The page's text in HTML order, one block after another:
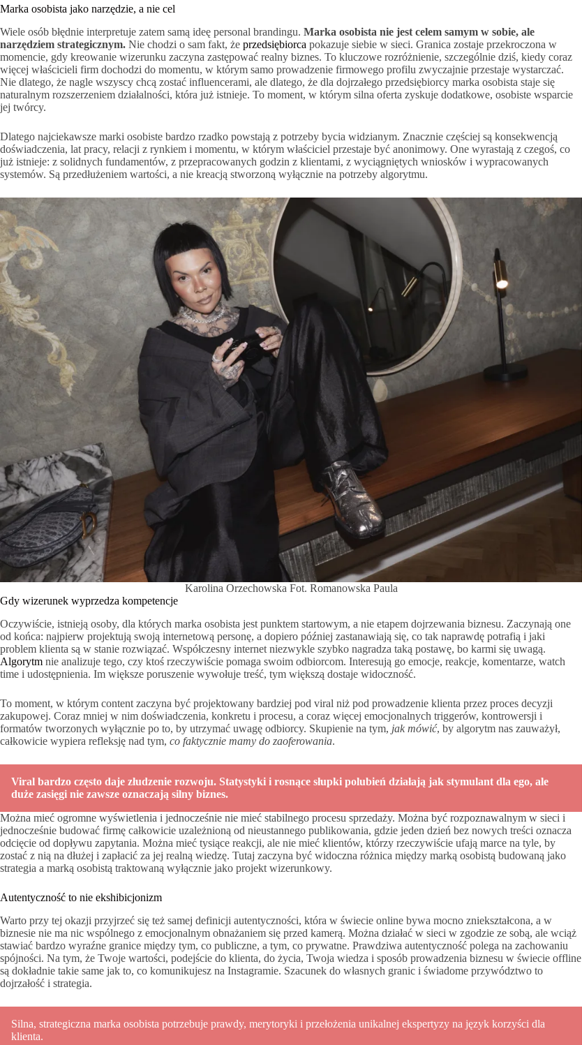
Marka osobista jako narzędzie, a nie cel
Wiele osób błędnie interpretuje zatem samą ideę personal brandingu. Marka osobista nie jest celem samym w sobie, ale
narzędziem strategicznym. Nie chodzi o sam fakt, że przedsiębiorca pokazuje siebie w sieci. Granica zostaje przekroczona w
momencie, gdy kreowanie wizerunku zaczyna zastępować realny biznes. To kluczowe rozróżnienie, szczególnie dziś, kiedy coraz
więcej właścicieli firm dochodzi do momentu, w którym samo prowadzenie firmowego profilu zwyczajnie przestaje wystarczać.
Nie dlatego, że nagle wszyscy chcą zostać influencerami, ale dlatego, że dla dojrzałego przedsiębiorcy marka osobista staje się
naturalnym rozszerzeniem działalności, która już istnieje. To moment, w którym silna oferta zyskuje dodatkowe, osobiste wsparcie
jej twórcy.
Dlatego najciekawsze marki osobiste bardzo rzadko powstają z potrzeby bycia widzianym. Znacznie częściej są konsekwencją
doświadczenia, lat pracy, relacji z rynkiem i momentu, w którym właściciel przestaje być anonimowy. One wyrastają z czegoś, co
już istnieje: z solidnych fundamentów, z przepracowanych godzin z klientami, z wyciągniętych wniosków i wypracowanych
systemów. Są przedłużeniem wartości, a nie kreacją stworzoną wyłącznie na potrzeby algorytmu.
Karolina Orzechowska Fot. Romanowska Paula
Gdy wizerunek wyprzedza kompetencje
Oczywiście, istnieją osoby, dla których marka osobista jest punktem startowym, a nie etapem dojrzewania biznesu. Zaczynają one
od końca: najpierw projektują swoją internetową personę, a dopiero później zastanawiają się, co tak naprawdę potrafią i jaki
problem klienta są w stanie rozwiązać. Współczesny internet niezwykle szybko nagradza taką postawę, bo karmi się uwagą.
Algorytm nie analizuje tego, czy ktoś rzeczywiście pomaga swoim odbiorcom. Interesują go emocje, reakcje, komentarze, watch
time i udostępnienia. Im większe poruszenie wywołuje treść, tym większą dostaje widoczność.
To moment, w którym content zaczyna być projektowany bardziej pod viral niż pod prowadzenie klienta przez proces decyzji
zakupowej. Coraz mniej w nim doświadczenia, konkretu i procesu, a coraz więcej emocjonalnych triggerów, kontrowersji i
formatów tworzonych wyłącznie po to, by utrzymać uwagę odbiorcy. Skupienie na tym, jak mówić, by algorytm nas zauważył,
całkowicie wypiera refleksję nad tym, co faktycznie mamy do zaoferowania.
Viral bardzo często daje złudzenie rozwoju. Statystyki i rosnące słupki polubień działają jak stymulant dla ego, ale
duże zasięgi nie zawsze oznaczają silny biznes.
Można mieć ogromne wyświetlenia i jednocześnie nie mieć stabilnego procesu sprzedaży. Można być rozpoznawalnym w sieci i
jednocześnie budować firmę całkowicie uzależnioną od nieustannego publikowania, gdzie jeden dzień bez nowych treści oznacza
odcięcie od dopływu zapytania. Można mieć tysiące reakcji, ale nie mieć klientów, którzy rzeczywiście ufają marce na tyle, by
zostać z nią na dłużej i zapłacić za jej realną wiedzę. Tutaj zaczyna być widoczna różnica między marką osobistą budowaną jako
strategia a marką osobistą traktowaną wyłącznie jako projekt wizerunkowy.
Autentyczność to nie ekshibicjonizm
Warto przy tej okazji przyjrzeć się też samej definicji autentyczności, która w świecie online bywa mocno zniekształcona, a w
biznesie nie ma nic wspólnego z emocjonalnym obnażaniem się przed kamerą. Można działać w sieci w zgodzie ze sobą, ale wciąż
stawiać bardzo wyraźne granice między tym, co publiczne, a tym, co prywatne. Prawdziwa autentyczność polega na zachowaniu
spójności. Na tym, że Twoje wartości, podejście do klienta, do życia, Twoja wiedza i sposób prowadzenia biznesu w świecie offline
są dokładnie takie same jak to, co komunikujesz na Instagramie. Szacunek do własnych granic i świadome przywództwo to
dojrzałość i strategia.
Silna, strategiczna marka osobista potrzebuje prawdy, merytoryki i przełożenia unikalnej ekspertyzy na język korzyści dla
klienta.